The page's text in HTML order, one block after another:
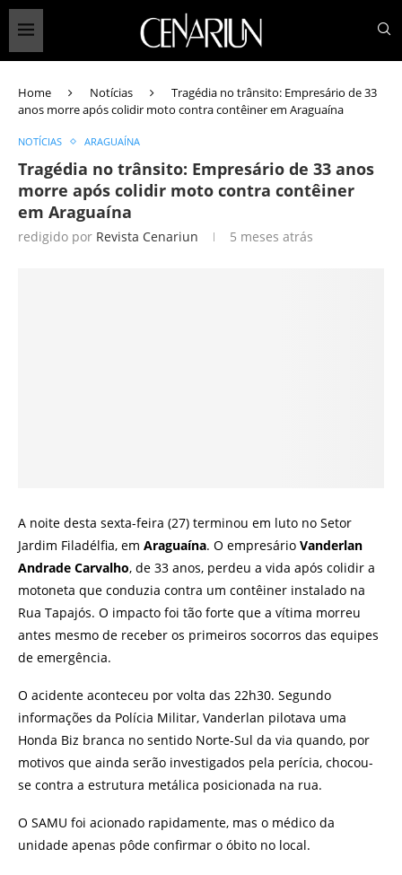
Home Notícias
Tragédia no trânsito: Empresário de 33
anos morre após colidir moto contra contêiner em Araguaína
NOTÍCIAS ARAGUAÍNA
Tragédia no trânsito: Empresário de 33 anos
morre após colidir moto contra contêiner
em Araguaína
redigido por Revista Cenariun 5 meses atrás
A noite desta sexta-feira (27) terminou em luto no Setor
Jardim Filadélfia, em Araguaína. O empresário Vanderlan
Andrade Carvalho, de 33 anos, perdeu a vida após colidir a
motoneta que conduzia contra um contêiner instalado na
Rua Tapajós. O impacto foi tão forte que a vítima morreu
antes mesmo de receber os primeiros socorros das equipes
de emergência.
O acidente aconteceu por volta das 22h30. Segundo
informações da Polícia Militar, Vanderlan pilotava uma
Honda Biz branca no sentido Norte-Sul da via quando, por
motivos que ainda serão investigados pela perícia, chocou-
se contra a estrutura metálica posicionada na rua.
O SAMU foi acionado rapidamente, mas o médico da
unidade apenas pôde confirmar o óbito no local.